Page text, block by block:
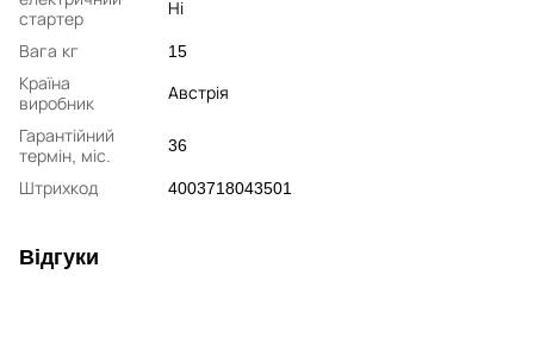
стартер
Ні
Вага кг
15
Країна
виробник
Австрія
Гарантійний
термін, міс.
36
Штрихкод 4003718043501
Відгуки